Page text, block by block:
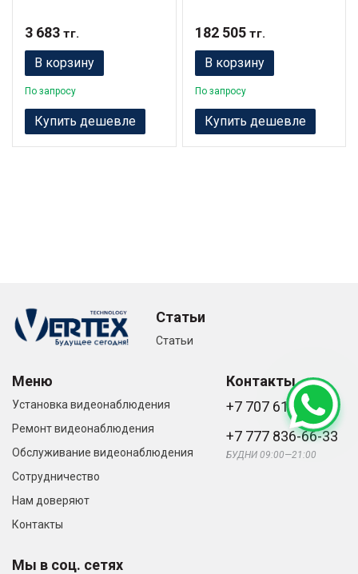
3 683 тг.
В корзину
По запросу
Купить дешевле
182 505тг.
В корзину
По запросу
Купить дешевле
Статьи
Статьи
Меню
Установка видеонаблюдения
Ремонт видеонаблюдения
Обслуживание видеонаблюдения
Сотрудничество
Нам доверяют
Контакты
Контакты
+7 707 616-61-66
+7 777 836-66-33
БУДНИ 09:00—21:00
Мы в соц. сетях